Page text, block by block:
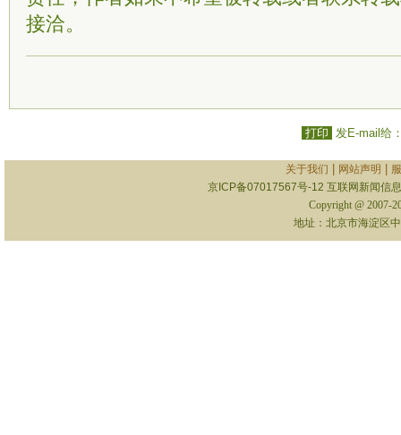
接洽。
打印 发E-mail给
关于我们 网站声明
京ICP备07017567号-12 互联网新闻信
Copyright @ 2007-
地址：北京市海淀区